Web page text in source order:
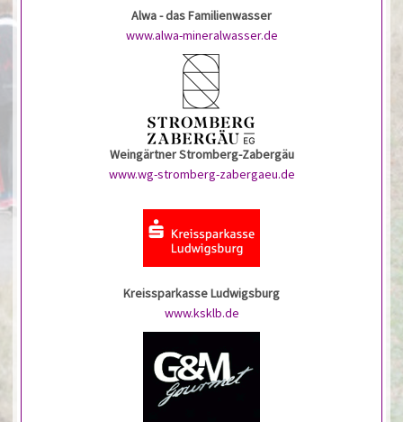
Alwa - das Familienwasser
www.alwa-mineralwasser.de
Weingärtner Stromberg-Zabergäu
www.wg-stromberg-zabergaeu.de
Kreissparkasse Ludwigsburg
www.ksklb.de